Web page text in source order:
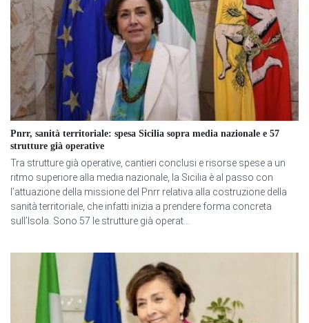
Pnrr, sanità territoriale: spesa Sicilia sopra media nazionale e 57
strutture già operative
Tra strutture già operative, cantieri conclusi e risorse spese a un
ritmo superiore alla media nazionale, la Sicilia è al passo con
l’attuazione della missione del Pnrr relativa alla costruzione della
sanità territoriale, che infatti inizia a prendere forma concreta
sull’Isola. Sono 57 le strutture già operat...